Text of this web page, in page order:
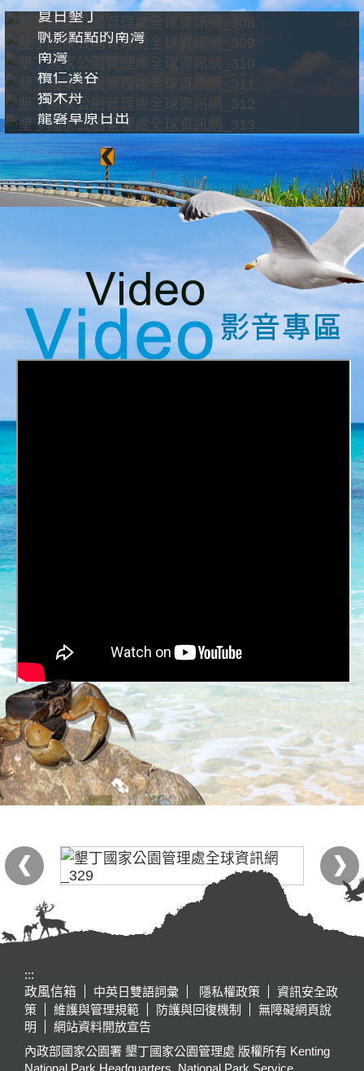
夏日墾丁
帆影點點的南灣
南灣
欖仁溪谷
獨木舟
龍磐草原日出
:::
政風信箱
中英日雙語詞彙 隱私權政策
資訊安全政
策
維護與管理規範 防護與回復機制
無障礙網頁說
明
網站資料開放宣告
內政部國家公園署 墾丁國家公園管理處 版權所有 Kenting
National Park Headquarters, National Park Service,